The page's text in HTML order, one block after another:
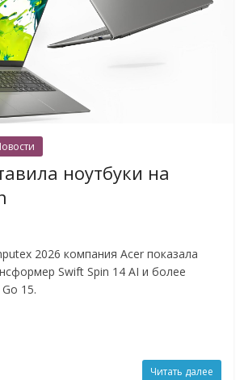
ноутбуки на
2026 компания Acer показала
Swift Spin 14 AI и более
15.
Читать далее